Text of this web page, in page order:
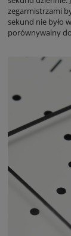
zegarmistrzami
sekund nie było
porównywalny